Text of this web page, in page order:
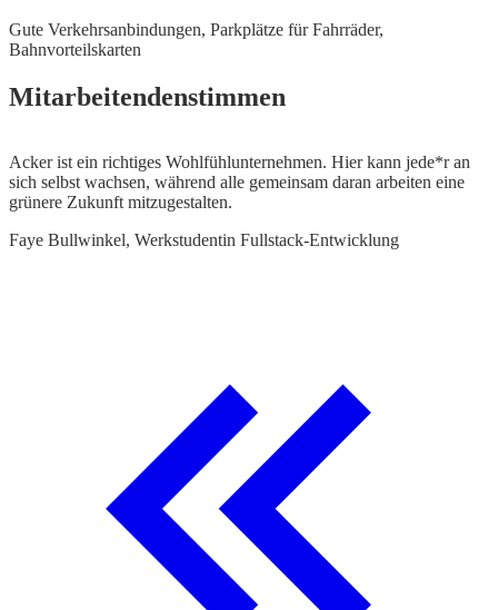
Gute Verkehrsanbindungen, Parkplätze für Fahrräder,
Bahnvorteilskarten
Mitarbeitendenstimmen
Acker ist ein richtiges Wohlfühlunternehmen. Hier kann jede*r an
sich selbst wachsen, während alle gemeinsam daran arbeiten eine
grünere Zukunft mitzugestalten.
Faye Bullwinkel, Werkstudentin Fullstack-Entwicklung